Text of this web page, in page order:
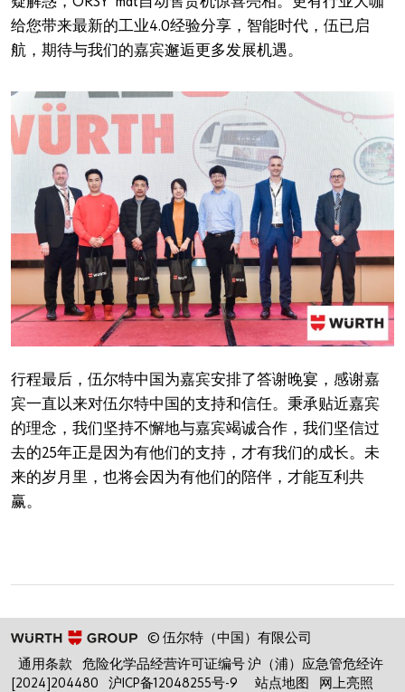
给您带来最新的工业4.0经验分享，智能时代，伍已启
航，期待与我们的嘉宾邂逅更多发展机遇。
行程最后，伍尔特中国为嘉宾安排了答谢晚宴，感谢嘉
宾一直以来对伍尔特中国的支持和信任。秉承贴近嘉宾
的理念，我们坚持不懈地与嘉宾竭诚合作，我们坚信过
去的25年正是因为有他们的支持，才有我们的成长。未
来的岁月里，也将会因为有他们的陪伴，才能互利共
赢。
© 伍尔特（中国）有限公司
通用条款
危险化学品经营许可证编号 沪（浦）应急管危经许
[2024]204480
沪ICP备12048255号-9 站点地图 网上亮照